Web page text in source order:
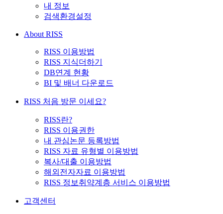
내 정보
검색환경설정
About RISS
RISS 이용방법
RISS 지식더하기
DB연계 현황
BI 및 배너 다운로드
RISS 처음 방문 이세요?
RISS란?
RISS 이용권한
내 관심논문 등록방법
RISS 자료 유형별 이용방법
복사/대출 이용방법
해외전자자료 이용방법
RISS 정보취약계층 서비스 이용방법
고객센터